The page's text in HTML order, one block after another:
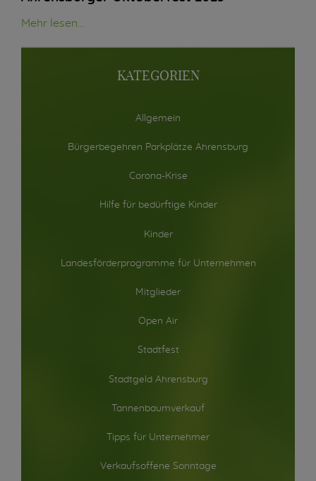
Mehr lesen...
KATEGORIEN
Allgemein
Bürgerbegehren Parkplätze Ahrensburg
Corona-Krise
Hilfe für bedürftige Kinder
Kinder
Landesförderprogramme für Unternehmen
Mitglieder
Open Air
Stadtfest
Stadtgeld Ahrensburg
Tannenbaumverkauf
Tipps für Unternehmer
Verkaufsoffene Sonntage